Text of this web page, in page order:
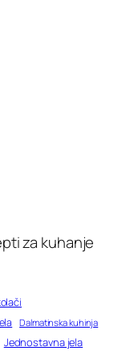
za kuhanje
Dalmatinska kuhinja
Jednostavna jela